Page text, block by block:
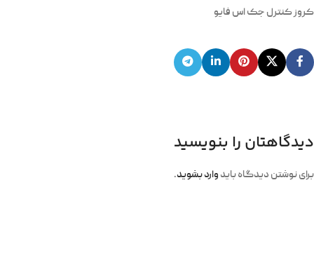
کروز کنترل جک اس فایو
دیدگاهتان را بنویسید
برای نوشتن دیدگاه باید وارد بشوید.